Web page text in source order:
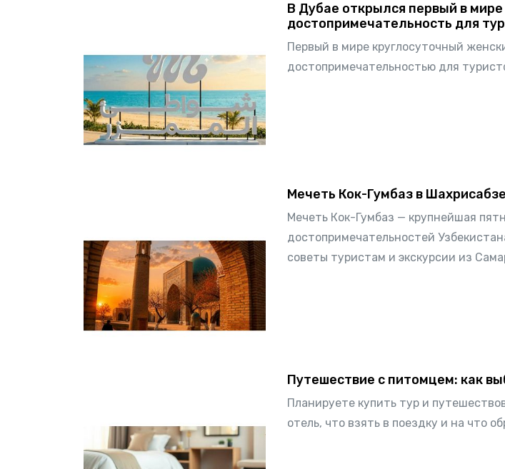
В Дубае открылся первый в
достопримечательность для
Первый в мире круглосуточный
достопримечательностью для
Мечеть Кок-Гумбаз в
Мечеть Кок-Гумбаз — крупнейшая
достопримечательностей
советы туристам и экскурсии из
Путешествие с питомцем: как
Планируете купить тур и
отель, что взять в поездку и на что